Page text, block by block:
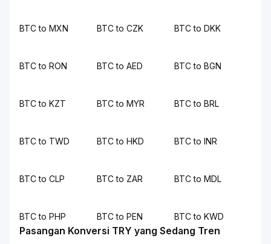
BTC to MXN BTC to CZK BTC to DKK
BTC to RON BTC to AED BTC to BGN
BTC to KZT BTC to MYR BTC to BRL
BTC to TWD BTC to HKD BTC to INR
BTC to CLP BTC to ZAR BTC to MDL
BTC to PHP BTC to PEN BTC to KWD
Pasangan Konversi TRY yang Sedang Tren